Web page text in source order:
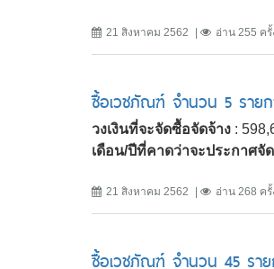
21 สิงหาคม 2562 อ่าน 255 ครั้
ซื้อเวชภัณฑ์ จำนวน 5 ราย
วงเงินที่จะจัดซื้อจัดจ้าง :
เดือน/ปีที่คาดว่าจะประกาศจั
21 สิงหาคม 2562 อ่าน 268 ครั้
ซื้อเวชภัณฑ์ จำนวน 45 ราย